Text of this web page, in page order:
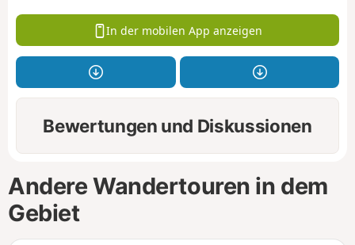
In der mobilen App anzeigen
Bewertungen und Diskussionen
Andere Wandertouren in dem
Gebiet